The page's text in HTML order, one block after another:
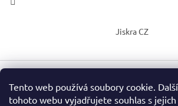
Tento web používá soubory cookie.
tohoto webu vyjadřujete souhlas s
Jiskra CZ
Vytvořil Shoptet